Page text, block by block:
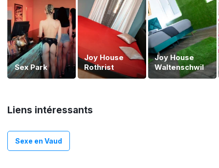
Sex Park
Joy House
Rothrist
Joy House
Waltenschwil
Liens intéressants
Sexe en Vaud